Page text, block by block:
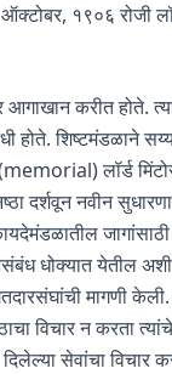
१९०६ रोजी
करीत होते.
होते. शिष्टमंडळाने
लॉर्ड
दर्शवून नवीन
धोक्यात येतील अशी
मागणी
विचार न करता
दिलेल्या सेवांचा विचार